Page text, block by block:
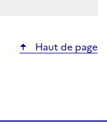
Haut de page